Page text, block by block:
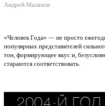
Андрей Малахов
«Человек Года» — не просто
популярных представителей
тон, формирующее вкус и,
стараются соответствовать.